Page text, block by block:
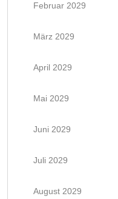
Februar 2029
März 2029
April 2029
Mai 2029
Juni 2029
Juli 2029
August 2029